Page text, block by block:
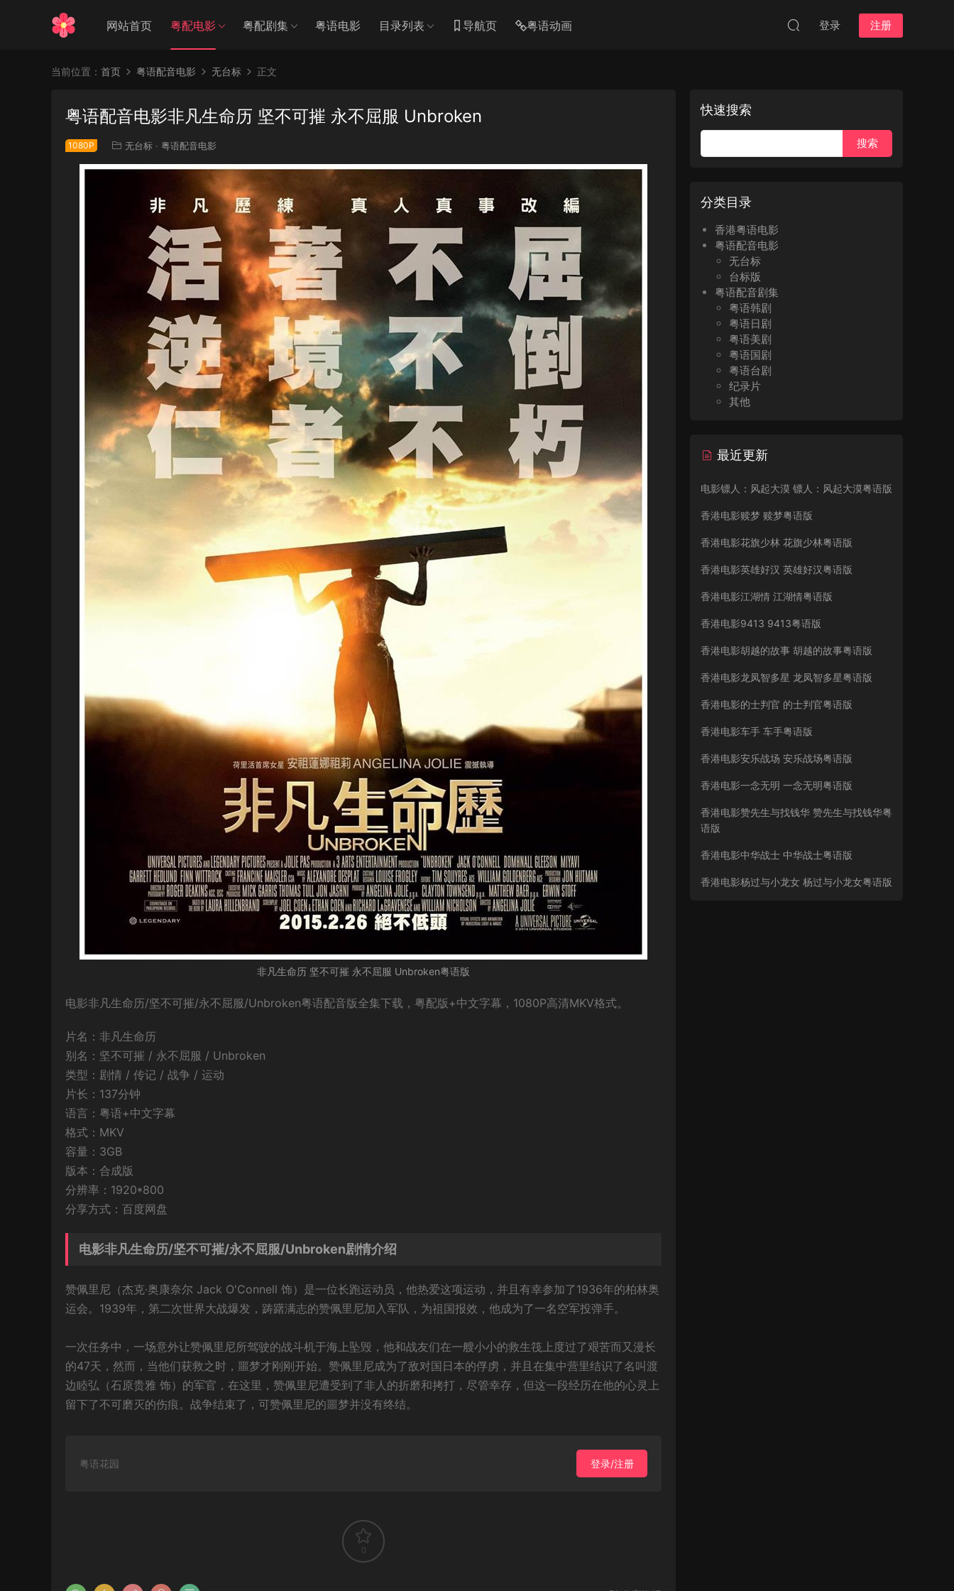
网站首页 粤配电影 粤配剧集 粤语电影 目录列表 导航页 粤语动画 登录 注册
当前位置： 首页 粤语配音电影 无台标 正文
粤语配音电影非凡生命历 坚不可摧 永不屈服 Unbroken
1080P 无台标 · 粤语配音电影
非凡生命历 坚不可摧 永不屈服 Unbroken粤语版
电影非凡生命历/坚不可摧/永不屈服/Unbroken粤语配音版全集下载，粤配版+中文字幕，1080P高清MKV格式。
片名：非凡生命历
别名：坚不可摧 / 永不屈服 / Unbroken
类型：剧情 / 传记 / 战争 / 运动
片长：137分钟
语言：粤语+中文字幕
格式：MKV
容量：3GB
版本：合成版
分辨率：1920*800
分享方式：百度网盘
电影非凡生命历/坚不可摧/永不屈服/Unbroken剧情介绍
赞佩里尼（杰克·奥康奈尔 Jack O'Connell 饰）是一位长跑运动员，他热爱这项运动，并且有幸参加了1936年的柏林奥
运会。1939年，第二次世界大战爆发，踌躇满志的赞佩里尼加入军队，为祖国报效，他成为了一名空军投弹手。
一次任务中，一场意外让赞佩里尼所驾驶的战斗机于海上坠毁，他和战友们在一艘小小的救生筏上度过了艰苦而又漫长
的47天，然而，当他们获救之时，噩梦才刚刚开始。赞佩里尼成为了敌对国日本的俘虏，并且在集中营里结识了名叫渡
边睦弘（石原贵雅 饰）的军官，在这里，赞佩里尼遭受到了非人的折磨和拷打，尽管幸存，但这一段经历在他的心灵上
留下了不可磨灭的伤痕。战争结束了，可赞佩里尼的噩梦并没有终结。
粤语花园 登录/注册
0
快速搜索
分类目录
香港粤语电影
粤语配音电影
无台标
台标版
粤语配音剧集
粤语韩剧
粤语日剧
粤语美剧
粤语国剧
粤语台剧
纪录片
其他
最近更新
电影镖人：风起大漠 镖人：风起大漠粤语版
香港电影赎梦 赎梦粤语版
香港电影花旗少林 花旗少林粤语版
香港电影英雄好汉 英雄好汉粤语版
香港电影江湖情 江湖情粤语版
香港电影9413 9413粤语版
香港电影胡越的故事 胡越的故事粤语版
香港电影龙凤智多星 龙凤智多星粤语版
香港电影的士判官 的士判官粤语版
香港电影车手 车手粤语版
香港电影安乐战场 安乐战场粤语版
香港电影一念无明 一念无明粤语版
香港电影赞先生与找钱华 赞先生与找钱华粤
语版
香港电影中华战士 中华战士粤语版
香港电影杨过与小龙女 杨过与小龙女粤语版